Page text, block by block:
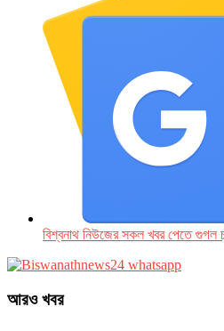
বিশ্বনাথ নিউজের সকল খবর পেতে
আরও খবর